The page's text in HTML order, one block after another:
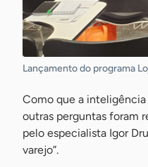
Lançamento do programa
Como que a inteligência
outras perguntas foram
pelo especialista Igor
varejo”.